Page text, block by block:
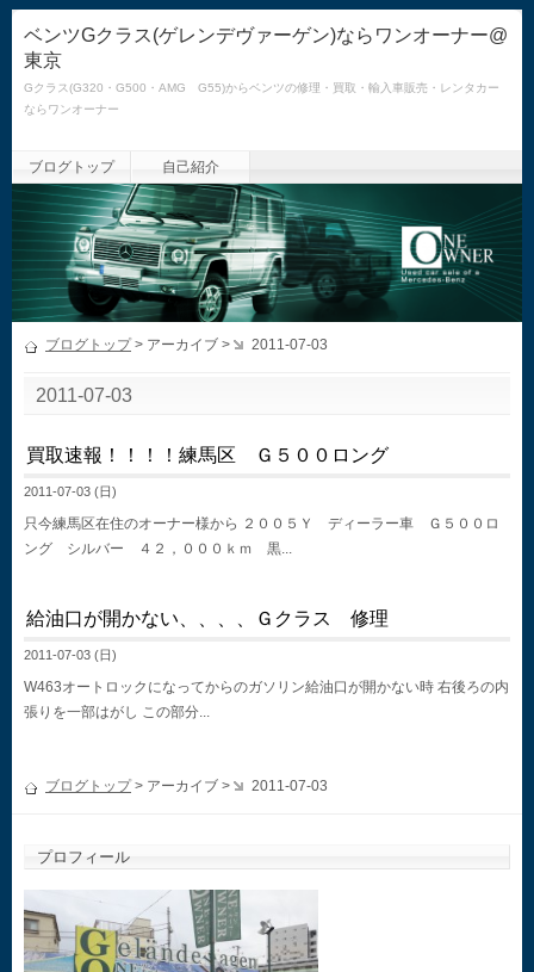
ベンツGクラス(ゲレンデヴァーゲン)ならワンオーナー@
東京
Gクラス(G320・G500・AMG G55)からベンツの修理・買取・輸入車販売・レンタカー
ならワンオーナー
ブログトップ 自己紹介
ブログトップ> アーカイブ > 2011-07-03
2011-07-03
買取速報！！！！練馬区 Ｇ５００ロング
2011-07-03 (日)
只今練馬区在住のオーナー様から ２００５Ｙ ディーラー車 Ｇ５００ロ
ング シルバー ４２，０００ｋｍ 黒...
給油口が開かない、、、、Ｇクラス 修理
2011-07-03 (日)
W463オートロックになってからのガソリン給油口が開かない時 右後ろの内
張りを一部はがし この部分...
ブログトップ> アーカイブ > 2011-07-03
プロフィール